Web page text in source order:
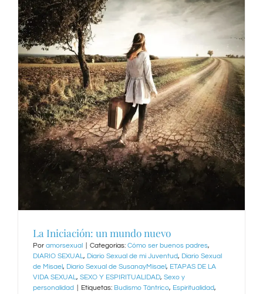
La Iniciación: un mundo nuevo
Por amorsexual Categorías: Cómo ser buenos padres,
DIARIO SEXUAL, Diario Sexual de mi Juventud, Diario Sexual
de Misael, Diario Sexual de SusanayMisael, ETAPAS DE LA
VIDA SEXUAL, SEXO Y ESPIRITUALIDAD, Sexo y
personalidad
Etiquetas: Budismo Tántrico, Espiritualidad,